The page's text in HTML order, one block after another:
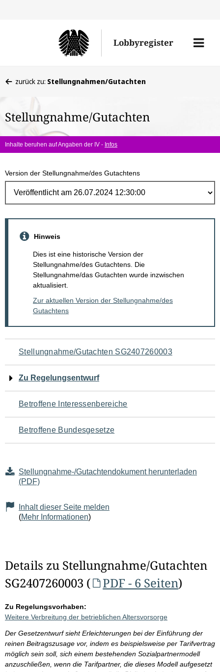
Lobbyregister
Menü
befinden
hier:
zurück zu: Stellungnahmen/Gutachten
Stellungnahme/Gutachten
Inhalte beruhen auf Angaben der IV - Infos
Version der Stellungnahme/des Gutachtens
Hinweis
Dies ist eine historische Version der
Stellungnahme/des Gutachtens. Die
Stellungnahme/das Gutachten wurde inzwischen
aktualisiert.
Zur aktuellen Version der Stellungnahme/des
Gutachtens
Navigation
für
den
Seiteninhalt
Stellungnahme/Gutachten SG2407260003
Zu Regelungsentwurf
Betroffene Interessenbereiche
Betroffene Bundesgesetze
Stellungnahme-/Gutachtendokument herunterladen
(PDF)
Inhalt dieser Seite melden
(Mehr Informationen)
Details zu Stellungnahme/Gutachten
SG2407260003 (
PDF - 6 Seiten)
Zu Regelungsvorhaben:
Weitere Verbreitung der betrieblichen Altersvorsorge
Der Gesetzentwurf sieht Erleichterungen bei der Einführung der
reinen Beitragszusage vor, indem es beispielsweise per Tarifvertrag
möglich sein soll, sich einem bestehenden Sozialpartnermodell
anzuschließen, wenn die Tarifpartner, die dieses Modell aufgesetzt